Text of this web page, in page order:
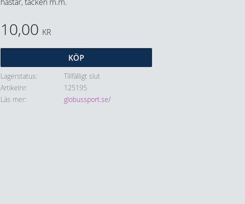
hästar, täcken m.m.
10,00 KR
KÖP
Lagerstatus
Tillfälligt slut
Artikelnr
125195
Läs mer
globussport.se/